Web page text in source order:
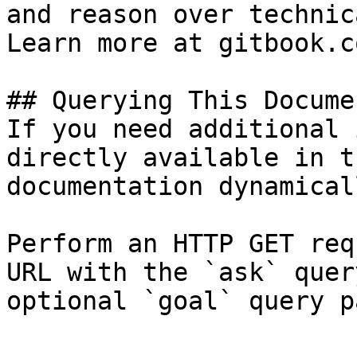
and reason over
Learn more at
## Querying This
If you need
directly available in
documentation
Perform an HTTP GET
URL with the `ask`
optional `goal` query